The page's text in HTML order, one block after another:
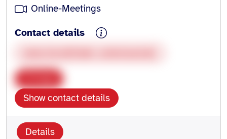
Online-Meetings
Contact details
Show contact details
Details